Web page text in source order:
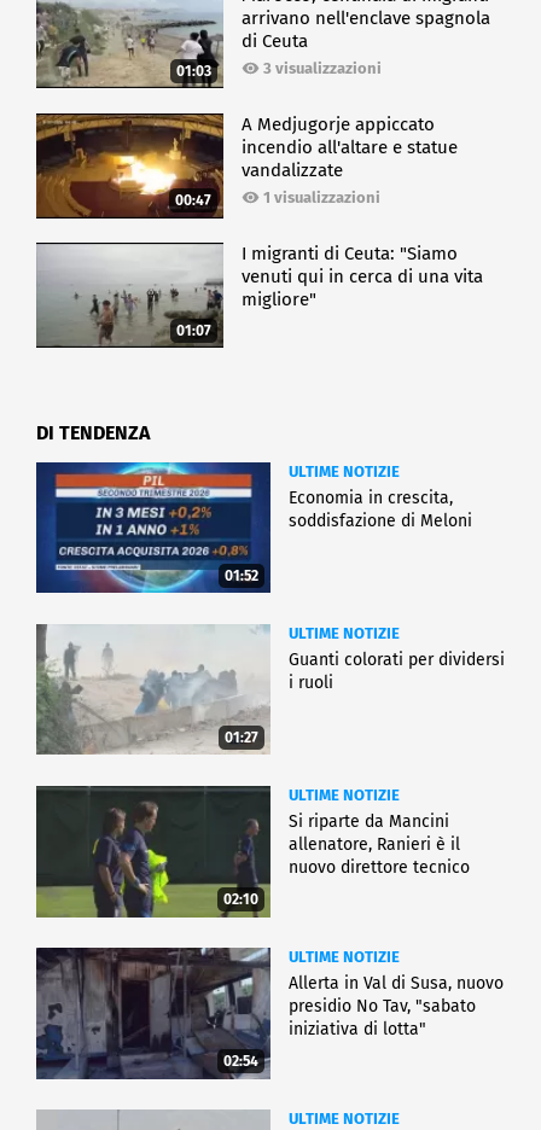
01:03
arrivano nell'enclave spagnola
di Ceuta
3 visualizzazioni
00:47
A Medjugorje appiccato
incendio all'altare e statue
vandalizzate
1 visualizzazioni
01:07
I migranti di Ceuta: "Siamo
venuti qui in cerca di una vita
migliore"
DI TENDENZA
01:52
ULTIME NOTIZIE
Economia in crescita,
soddisfazione di Meloni
01:27
ULTIME NOTIZIE
Guanti colorati per dividersi
i ruoli
02:10
ULTIME NOTIZIE
Si riparte da Mancini
allenatore, Ranieri è il
nuovo direttore tecnico
02:54
ULTIME NOTIZIE
Allerta in Val di Susa, nuovo
presidio No Tav, "sabato
iniziativa di lotta"
ULTIME NOTIZIE